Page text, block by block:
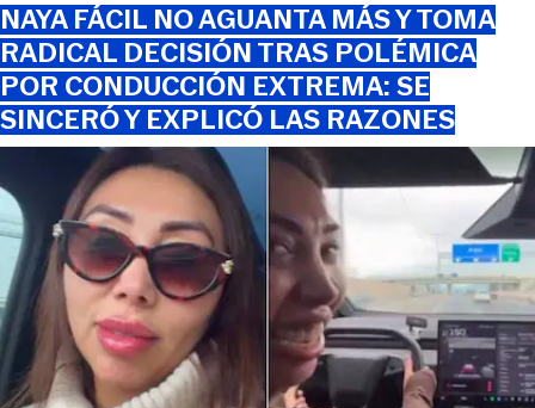
NAYA FÁCIL NO AGUANTA MÁS Y TOMA
RADICAL DECISIÓN TRAS POLÉMICA
POR CONDUCCIÓN EXTREMA: SE
SINCERÓ Y EXPLICÓ LAS RAZONES